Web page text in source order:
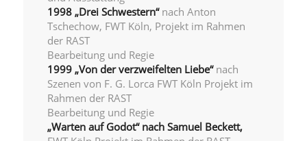
1998 „Drei Schwestern“nach Anton
Tschechow, FWT Köln, Projekt im Rahmen
der RAST
Bearbeitung und Regie
1999 „Von der verzweifelten Liebe“nach
Szenen von F. G. Lorca FWT Köln Projekt im
Rahmen der RAST
Bearbeitung und Regie
„Warten auf Godot“ nach Samuel Beckett,